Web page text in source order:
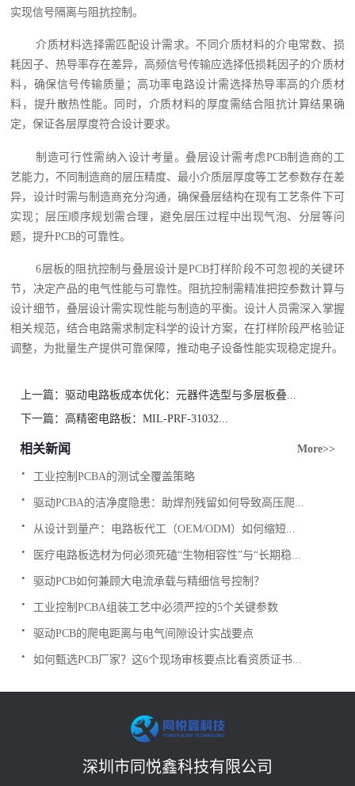
实现信号隔离与阻抗控制。
介质材料选择需匹配设计需求。不同介质材料的介电常数、损
耗因子、热导率存在差异，高频信号传输应选择低损耗因子的介质材
料，确保信号传输质量；高功率电路设计需选择热导率高的介质材
料，提升散热性能。同时，介质材料的厚度需结合阻抗计算结果确
定，保证各层厚度符合设计要求。
制造可行性需纳入设计考量。叠层设计需考虑PCB制造商的工
艺能力，不同制造商的层压精度、最小介质层厚度等工艺参数存在差
异，设计时需与制造商充分沟通，确保叠层结构在现有工艺条件下可
实现；层压顺序规划需合理，避免层压过程中出现气泡、分层等问
题，提升PCB的可靠性。
6层板的阻抗控制与叠层设计是PCB打样阶段不可忽视的关键环
节，决定产品的电气性能与可靠性。阻抗控制需精准把控参数计算与
设计细节，叠层设计需实现性能与制造的平衡。设计人员需深入掌握
相关规范，结合电路需求制定科学的设计方案，在打样阶段严格验证
调整，为批量生产提供可靠保障，推动电子设备性能实现稳定提升。
上一篇：驱动电路板成本优化：元器件选型与多层板叠...
下一篇： 高精密电路板：MIL-PRF-31032...
相关新闻 More>>
工业控制PCBA的测试全覆盖策略
.
驱动PCBA的洁净度隐患：助焊剂残留如何导致高压爬...
.
从设计到量产：电路板代工（OEM/ODM）如何缩短...
.
医疗电路板选材为何必须死磕“生物相容性”与“长期稳...
.
驱动PCB如何兼顾大电流承载与精细信号控制？
.
工业控制PCBA组装工艺中必须严控的5个关键参数
.
驱动PCB的爬电距离与电气间隙设计实战要点
.
如何甄选PCB厂家？这6个现场审核要点比看资质证书...
.
深圳市同悦鑫科技有限公司